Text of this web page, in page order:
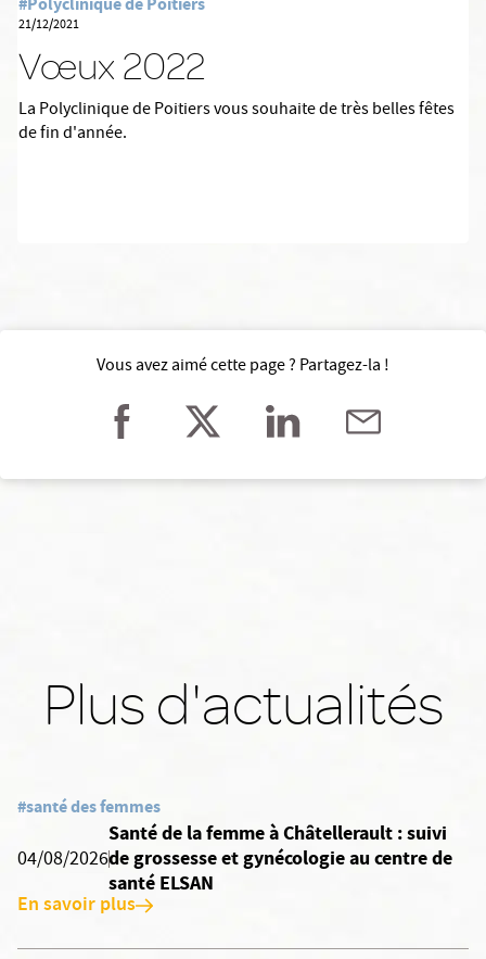
21/12/2021
Vœux 2022
La Polyclinique de Poitiers vous souhaite de très belles fêtes
de fin d'année.
Vous avez aimé cette page ? Partagez-la !
Plus d'actualités
#santé des femmes
04/08/2026
Santé de la femme à Châtellerault : suivi
de grossesse et gynécologie au centre de
santé ELSAN
En savoir plus